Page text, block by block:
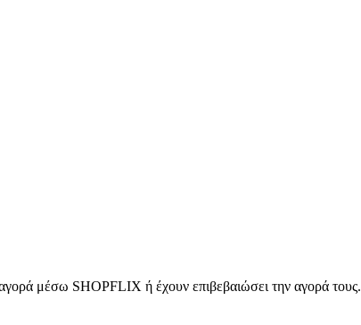
μέσω SHOPFLIX ή έχουν επιβεβαιώσει την αγορά τους.